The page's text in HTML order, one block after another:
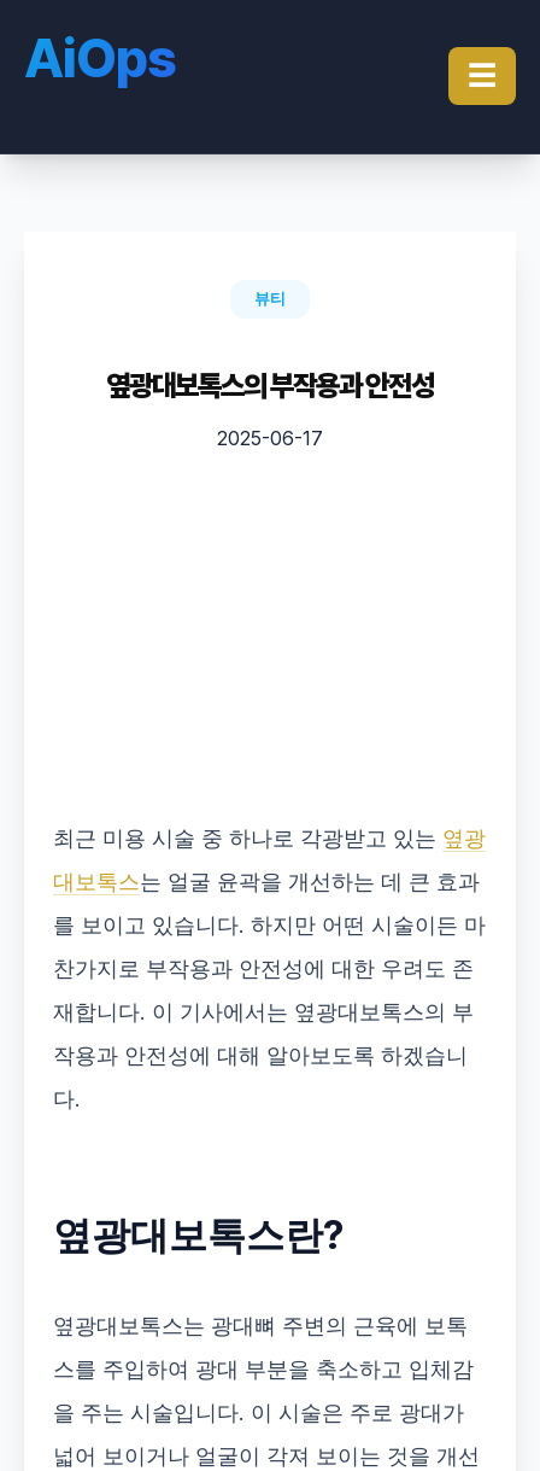
AiOps ☰
뷰티
옆광대보톡스의 부작용과 안전성
2025-06-17
최근 미용 시술 중 하나로 각광받고 있는 옆광
대보톡스는 얼굴 윤곽을 개선하는 데 큰 효과
를 보이고 있습니다. 하지만 어떤 시술이든 마
찬가지로 부작용과 안전성에 대한 우려도 존
재합니다. 이 기사에서는 옆광대보톡스의 부
작용과 안전성에 대해 알아보도록 하겠습니
다.
옆광대보톡스란?
옆광대보톡스는 광대뼈 주변의 근육에 보톡
스를 주입하여 광대 부분을 축소하고 입체감
을 주는 시술입니다. 이 시술은 주로 광대가
넓어 보이거나 얼굴이 각져 보이는 것을 개선